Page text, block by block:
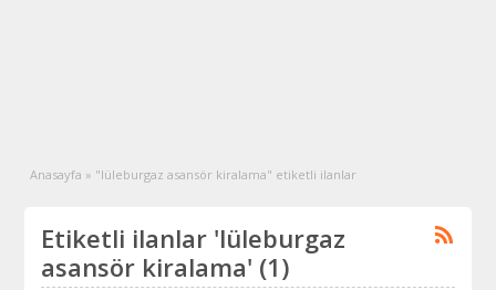
Anasayfa » "lüleburgaz asansör kiralama" etiketli ilanlar
Etiketli ilanlar 'lüleburgaz
asansör kiralama' (1)